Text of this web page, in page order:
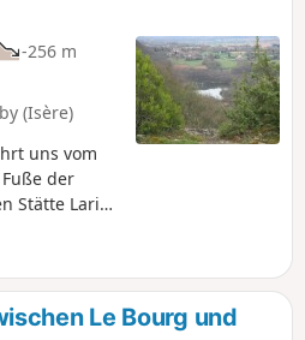
-256 m
(Isère)
uns vom
der
Stätte Larina
Massiv, die
von
desLe Bourg und